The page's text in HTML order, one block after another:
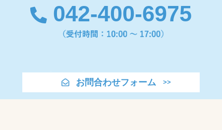
042-400-6975
お問合わせフォーム